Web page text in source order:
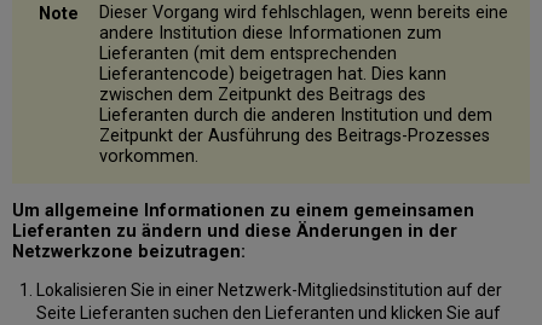
Dieser Vorgang wird fehlschlagen, wenn bereits eine
andere Institution diese Informationen zum
Lieferanten (mit dem entsprechenden
Lieferantencode) beigetragen hat. Dies kann
zwischen dem Zeitpunkt des Beitrags des
Lieferanten durch die anderen Institution und dem
Zeitpunkt der Ausführung des Beitrags-Prozesses
vorkommen.
Um allgemeine Informationen zu einem gemeinsamen
Lieferanten zu ändern und diese Änderungen in der
Netzwerkzone beizutragen:
Lokalisieren Sie in einer Netzwerk-Mitgliedsinstitution auf der
Seite Lieferanten suchen den Lieferanten und klicken Sie auf